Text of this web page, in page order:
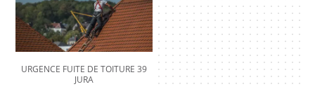
URGENCE FUITE DE TOITURE 39
JURA